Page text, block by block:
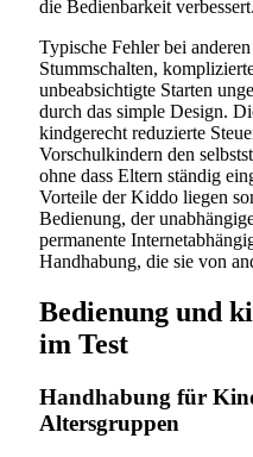
die Bedienbarkeit verbessert.
Typische Fehler bei
Stummschalten,
unbeabsichtigte Starten
durch das simple Design.
kindgerecht reduzierte
Vorschulkindern den
ohne dass Eltern ständig
Vorteile der Kiddo liegen
Bedienung, der
permanente
Handhabung, die sie von
Bedienung und
im Test
Handhabung für
Altersgruppen